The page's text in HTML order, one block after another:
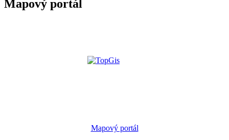
Mapový portál
Mapový portál